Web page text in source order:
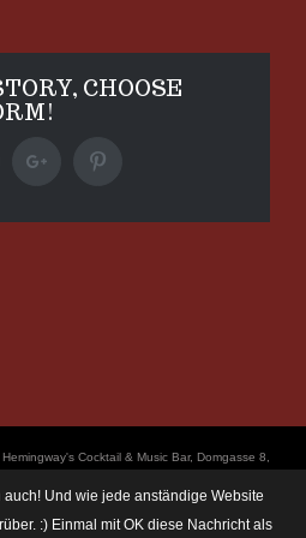
CHOOSE
Google+
Cocktail & Music Bar, Domgasse 8,
0650 6101820, E-Mail: hemingway@linz.bar,
Uhr, Fr + Sa: 17:30 - 03:00 Uhr. Im Rahmen
Und wie jede anständige Website
:) Einmal mit OK diese Nachricht als